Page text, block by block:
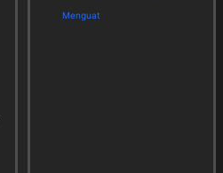
Menguat